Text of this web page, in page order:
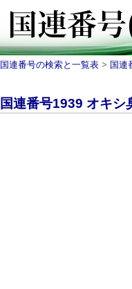
国連番号の検索と一覧表 > 国連
国連番号1939 オキ